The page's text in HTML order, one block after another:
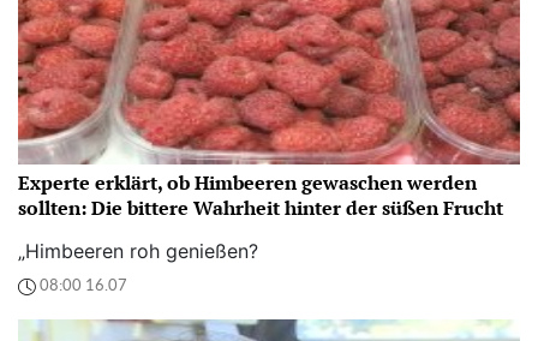
Experte erklärt, ob Himbeeren gewaschen werden
sollten: Die bittere Wahrheit hinter der süßen Frucht
„Himbeeren roh genießen?
08:00 16.07